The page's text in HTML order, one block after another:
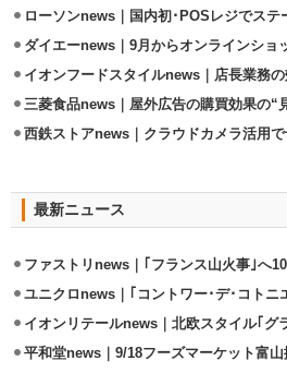
最新ニュース